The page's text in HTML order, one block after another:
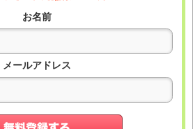
お名前
メールアドレス